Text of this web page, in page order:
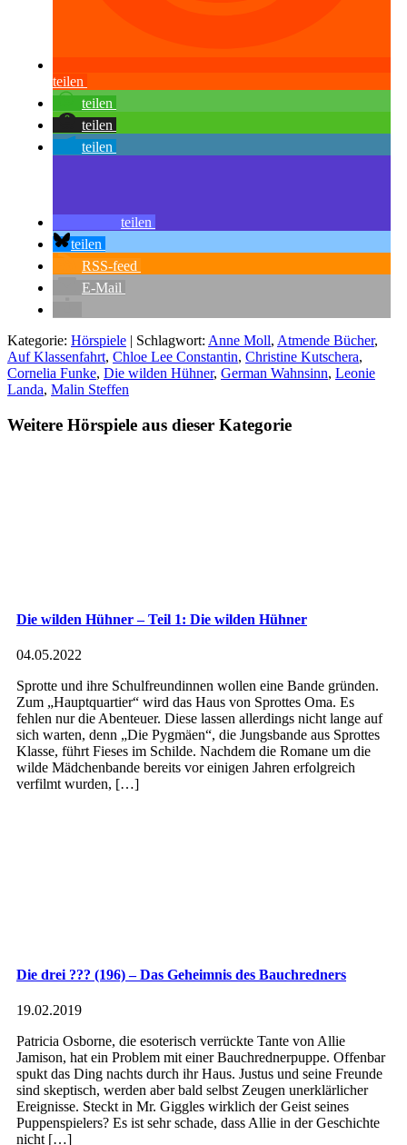
teilen
teilen
teilen
teilen
teilen
teilen
RSS-feed
E-Mail
Kategorie: Hörspiele | Schlagwort: Anne Moll, Atmende Bücher,
Auf Klassenfahrt, Chloe Lee Constantin, Christine Kutschera,
Cornelia Funke, Die wilden Hühner, German Wahnsinn, Leonie
Landa, Malin Steffen
Weitere Hörspiele aus dieser Kategorie
Die wilden Hühner – Teil 1: Die wilden Hühner
04.05.2022
Sprotte und ihre Schulfreundinnen wollen eine Bande gründen.
Zum „Hauptquartier“ wird das Haus von Sprottes Oma. Es
fehlen nur die Abenteuer. Diese lassen allerdings nicht lange auf
sich warten, denn „Die Pygmäen“, die Jungsbande aus Sprottes
Klasse, führt Fieses im Schilde. Nachdem die Romane um die
wilde Mädchenbande bereits vor einigen Jahren erfolgreich
verfilmt wurden, […]
Die drei ??? (196) – Das Geheimnis des Bauchredners
19.02.2019
Patricia Osborne, die esoterisch verrückte Tante von Allie
Jamison, hat ein Problem mit einer Bauchrednerpuppe. Offenbar
spukt das Ding nachts durch ihr Haus. Justus und seine Freunde
sind skeptisch, werden aber bald selbst Zeugen unerklärlicher
Ereignisse. Steckt in Mr. Giggles wirklich der Geist seines
Puppenspielers? Es ist sehr schade, dass Allie in der Geschichte
nicht […]